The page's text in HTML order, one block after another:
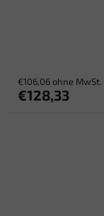
€106,06 ohne MwSt.
€128,33